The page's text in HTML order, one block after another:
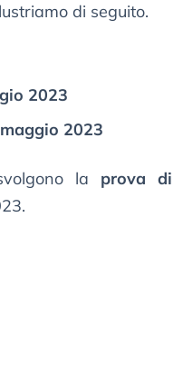
di seguito.
2023
2023
la prova di